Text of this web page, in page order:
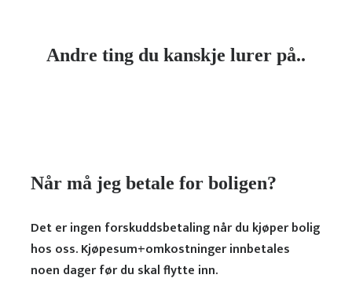
Andre ting du kanskje lurer på..
Når må jeg betale for boligen?
Det er ingen forskuddsbetaling når du kjøper bolig
hos oss. Kjøpesum+omkostningerinnbetales
noen dager før du skal flytte inn.